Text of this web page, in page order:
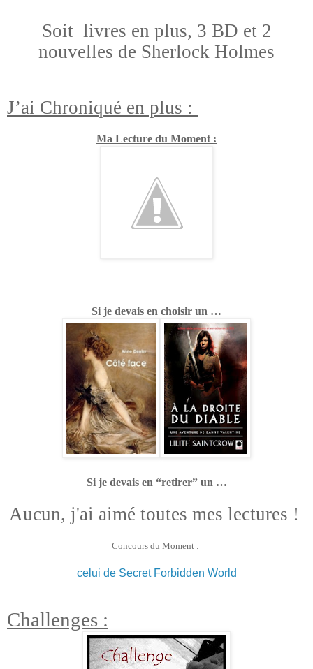
Soit livres en plus, 3 BD et 2
nouvelles de Sherlock Holmes
J’ai Chroniqué en plus :
Ma Lecture du Moment :
Si je devais en choisir un …
Si je devais en “retirer” un …
Aucun, j'ai aimé toutes mes lectures !
Concours du Moment :
celui de Secret Forbidden World
Challenges :